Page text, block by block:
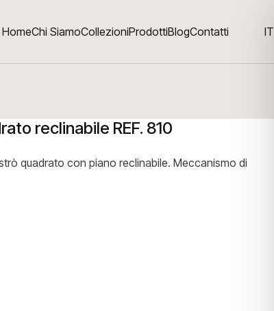
HomeChi SiamoCollezioniProdottiBlogContatti IT
reclinabile REF. 810
quadrato con piano reclinabile. Meccanismo di